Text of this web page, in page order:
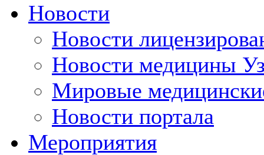
Новости
Новости
Новости медицины
Мировые
Новости портала
Мероприятия